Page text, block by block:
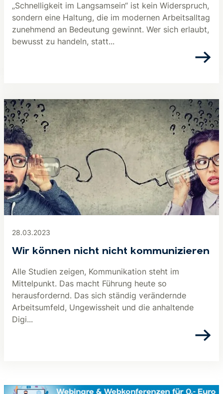
„Schnelligkeit im Langsamsein“ ist kein Widerspruch,
sondern eine Haltung, die im modernen Arbeitsalltag
zunehmend an Bedeutung gewinnt. Wer sich erlaubt,
bewusst zu handeln, statt...
28.03.2023
Wir können nicht nicht kommunizieren
Alle Studien zeigen, Kommunikation steht im
Mittelpunkt. Das macht Führung heute so
herausfordernd. Das sich ständig verändernde
Arbeitsumfeld, Ungewissheit und die anhaltende
Digi...